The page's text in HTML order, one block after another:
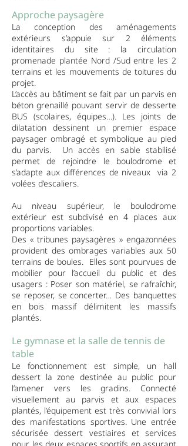
Approche paysagère
La conception des aménagements
extérieurs s’appuie sur 2 éléments
identitaires du site : la circulation
promenade plantée Nord /Sud entre les 2
terrains et les mouvements de toitures du
projet.
L’accès au bâtiment se fait par un parvis en
béton grenaillé pouvant servir de desserte
BUS (scolaires, équipes…). Les joints de
dilatation dessinent un premier espace
paysager ombragé et symbolique au pied
du parvis. Un accès en sable stabilisé
permet de rejoindre le boulodrome et
s’adapte aux différences de niveaux via 2
volées d’escaliers.
Au niveau supérieur, le boulodrome
extérieur est subdivisé en 4 places aux
proportions variables.
Des « tribunes paysagères » engazonnées
provident des ombrages variables aux 50
terrains de boules. Elles sont pourvues de
mobilier pour l’accueil du public et des
usagers : Poser son matériel, se rafraîchir,
se reposer, se concerter… Des banquettes
en bois massif délimitent les massifs
plantés.
Le gymnase et la salle de tennis de
table
Le fonctionnement est simple, un hall
dessert la zone destinée au public pour
l’amener vers les gradins. Connecté
visuellement au parvis et aux espaces
plantés, l’équipement est très convivial lors
des manifestations sportives. Une entrée
sécurisée dessert vestiaires et services